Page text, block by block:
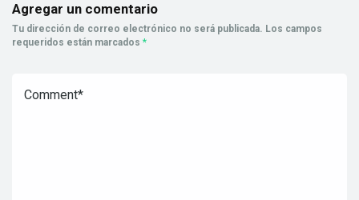
Agregar un comentario
Tu dirección de correo electrónico no será publicada. Los campos
requeridos están marcados *